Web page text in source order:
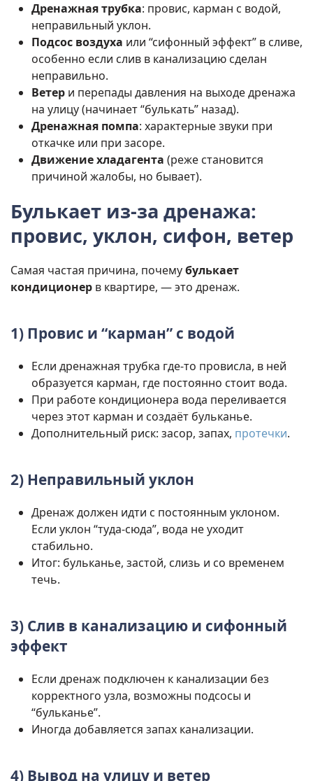
Дренажная трубка: провис, карман с водой,
неправильный уклон.
Подсос воздуха или “сифонный эффект” в сливе,
особенно если слив в канализацию сделан
неправильно.
Ветер и перепады давления на выходе дренажа
на улицу (начинает “булькать” назад).
Дренажная помпа: характерные звуки при
откачке или при засоре.
Движение хладагента (реже становится
причиной жалобы, но бывает).
Булькает из-за дренажа:
провис, уклон, сифон, ветер
Самая частая причина, почемубулькает
кондиционер в квартире, — это дренаж.
1) Провис и “карман” с водой
Если дренажная трубка где-то провисла, в ней
образуется карман, где постоянно стоит вода.
При работе кондиционера вода переливается
через этот карман и создаёт бульканье.
Дополнительный риск: засор, запах, протечки.
2) Неправильный уклон
Дренаж должен идти с постоянным уклоном.
Если уклон “туда-сюда”, вода не уходит
стабильно.
Итог: бульканье, застой, слизь и со временем
течь.
3) Слив в канализацию и сифонный
эффект
Если дренаж подключен к канализации без
корректного узла, возможны подсосы и
“бульканье”.
Иногда добавляется запах канализации.
4) Вывод на улицу и ветер